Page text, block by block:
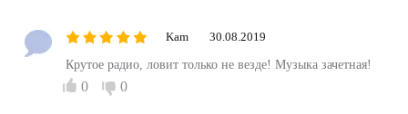
Kam 30.08.2019
Крутое радио, ловит только не везде! Музыка зачетная!
0 0